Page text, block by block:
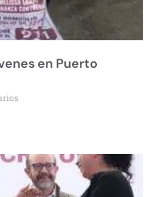
en Puerto